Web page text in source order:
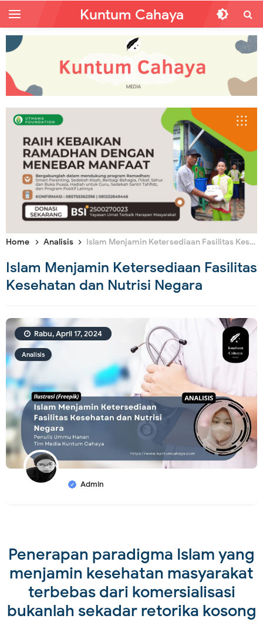
Kuntum Cahaya
Home Analisis Islam Menjamin Ketersediaan Fasilitas Kesehatan dan Nutrisi Negara
Islam Menjamin Ketersediaan Fasilitas
Kesehatan dan Nutrisi Negara
Analisis
Admin
Rabu, April 17, 2024
Penerapan paradigma Islam yang
menjamin kesehatan masyarakat
terbebas dari komersialisasi
bukanlah sekadar retorika kosong